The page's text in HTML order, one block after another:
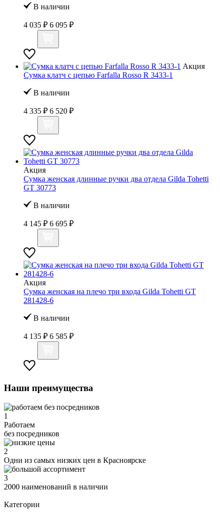
В наличии
4 035 ₽ 6 095 ₽
Акция
Сумка клатч с цепью Farfalla Rosso R 3433-1
В наличии
4 335 ₽ 6 520 ₽
Акция
Сумка женская длинные ручки два отдела Gilda Tohetti
GT 30773
В наличии
4 145 ₽ 6 695 ₽
Акция
Сумка женская на плечо три входа Gilda Tohetti GT
281428-6
В наличии
4 135 ₽ 6 585 ₽
Наши преимущества
1
Работаем
без посредников
2
Одни из самых низких цен в Красноярске
3
2000 наименований в наличии
Категории